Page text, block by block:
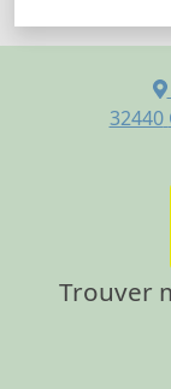
32440
Trouver